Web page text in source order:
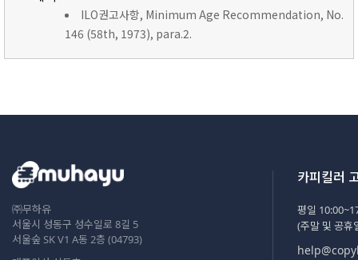
ILO권고사항, Minimum Age Recommendation, No.
146 (58th, 1973), para.2.
㈜무하유
서울시 성동구 성수일로 8길 5
서울숲 SK V1 A동 2층 (04793)
카피킬러
평일
(주말 및 공휴